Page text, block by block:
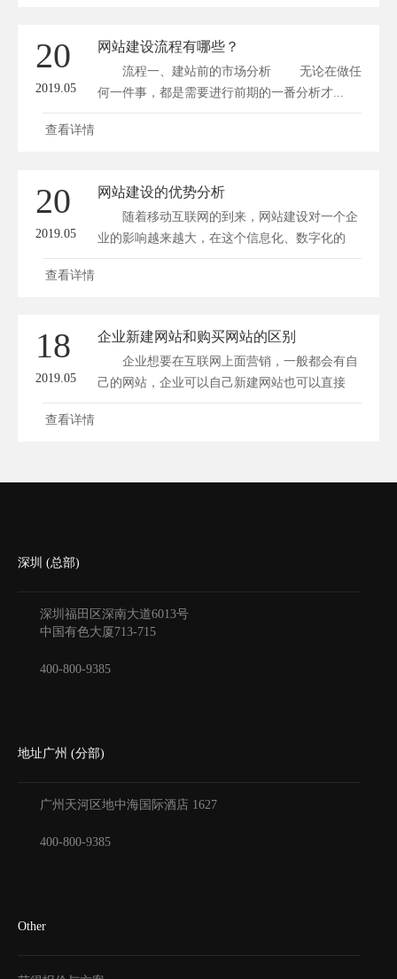
20
2019.05
网站建设流程有哪些？
流程一、建站前的市场分析 无论在做任
何一件事，都是需要进行前期的一番分析才...
查看详情
20
2019.05
网站建设的优势分析
随着移动互联网的到来，网站建设对一个企
业的影响越来越大，在这个信息化、数字化的
时...
查看详情
18
2019.05
企业新建网站和购买网站的区别
企业想要在互联网上面营销，一般都会有自
己的网站，企业可以自己新建网站也可以直接
购...
查看详情
深圳 (总部)
深圳福田区深南大道6013号
中国有色大厦713-715
400-800-9385
地址广州 (分部)
广州天河区地中海国际酒店 1627
400-800-9385
Other